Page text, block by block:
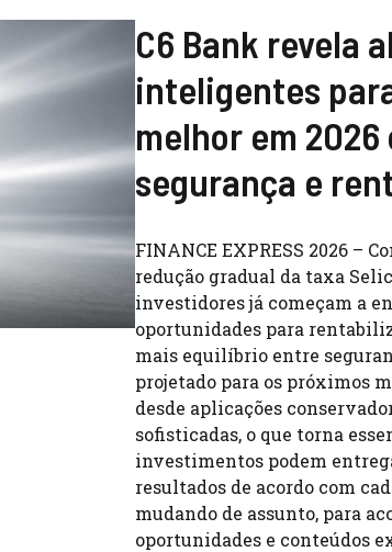
C6 Bank revela
inteligentes
melhor em
segurança e
FINANCE EXPRESS 2026 –
redução gradual da taxa
investidores já começam a
oportunidades para
mais equilíbrio entre
projetado para os próximos
desde aplicações
sofisticadas, o que torna
investimentos podem
resultados de acordo com
mudando de assunto, para
oportunidades e conteúdos